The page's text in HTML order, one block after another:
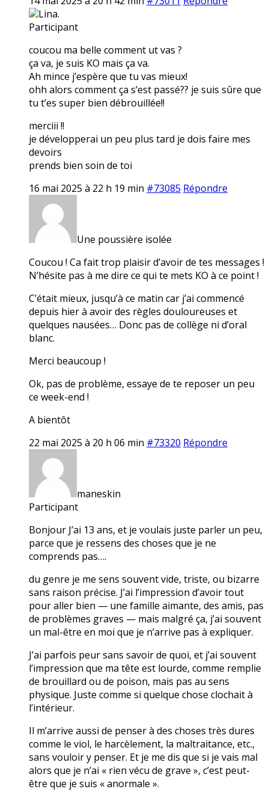
Lina.
Participant
coucou ma belle comment ut vas ?
ça va, je suis KO mais ça va.
Ah mince j’espère que tu vas mieux!
ohh alors comment ça s’est passé?? je suis sûre que
tu t’es super bien débrouillée!!
merciii !!
je développerai un peu plus tard je dois faire mes
devoirs
prends bien soin de toi
16 mai 2025 à 22 h 19 min #73085 Répondre
Une poussière isolée
Coucou ! Ca fait trop plaisir d’avoir de tes messages !
N’hésite pas à me dire ce qui te mets KO à ce point !
C’était mieux, jusqu’à ce matin car j’ai commencé
depuis hier à avoir des règles douloureuses et
quelques nausées… Donc pas de collège ni d’oral
blanc.
Merci beaucoup !
Ok, pas de problème, essaye de te reposer un peu
ce week-end !
A bientôt
22 mai 2025 à 20 h 06 min #73320 Répondre
maneskin
Participant
Bonjour J’ai 13 ans, et je voulais juste parler un peu,
parce que je ressens des choses que je ne
comprends pas….
du genre je me sens souvent vide, triste, ou bizarre
sans raison précise. J’ai l’impression d’avoir tout
pour aller bien — une famille aimante, des amis, pas
de problèmes graves — mais malgré ça, j’ai souvent
un mal-être en moi que je n’arrive pas à expliquer.
J’ai parfois peur sans savoir de quoi, et j’ai souvent
l’impression que ma tête est lourde, comme remplie
de brouillard ou de poison, mais pas au sens
physique. Juste comme si quelque chose clochait à
l’intérieur.
Il m’arrive aussi de penser à des choses très dures
comme le viol, le harcèlement, la maltraitance, etc.,
sans vouloir y penser. Et je me dis que si je vais mal
alors que je n’ai « rien vécu de grave », c’est peut-
être que je suis « anormale ».